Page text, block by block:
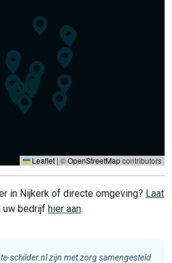
Leaflet | ©OpenStreetMapcontributors
in Nijkerk of directe omgeving? Laat
uw bedrijf hier aan.
schilder.nl zijn met zorg samengesteld